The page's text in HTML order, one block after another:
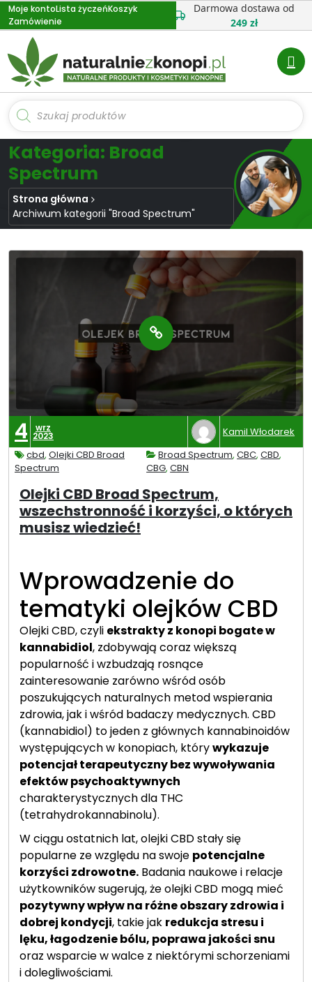
Przejdź
do
treści
Moje kontoLista życzeńKoszyk
Zamówienie
Darmowa dostawa od
249 zł
Wyszukiwarka
produktów
Kategoria: Broad
Spectrum
Strona główna
Archiwum kategorii "Broad Spectrum"
4 wrz
2023
Kamil Włodarek
cbd, Olejki CBD Broad
Spectrum
Broad Spectrum,CBC,CBD,
CBG,CBN
Olejki CBD Broad Spectrum,
wszechstronność i korzyści, o których
musisz wiedzieć!
Wprowadzenie do
tematyki olejków CBD
Olejki CBD, czyli ekstrakty z konopi bogate w
kannabidiol, zdobywają coraz większą
popularność i wzbudzają rosnące
zainteresowanie zarówno wśród osób
poszukujących naturalnych metod wspierania
zdrowia, jak i wśród badaczy medycznych. CBD
(kannabidiol) to jeden z głównych kannabinoidów
występujących w konopiach, którywykazuje
potencjał terapeutyczny bez wywoływania
efektów psychoaktywnych
charakterystycznych dla THC
(tetrahydrokannabinolu).
W ciągu ostatnich lat, olejki CBD stały się
popularne ze względu na swoje potencjalne
korzyści zdrowotne. Badania naukowe i relacje
użytkowników sugerują, że olejki CBD mogą mieć
pozytywny wpływ na różne obszary zdrowia i
dobrej kondycji, takie jak redukcja stresu i
lęku, łagodzenie bólu, poprawa jakości snu
oraz wsparcie w walce z niektórymi schorzeniami
i dolegliwościami.